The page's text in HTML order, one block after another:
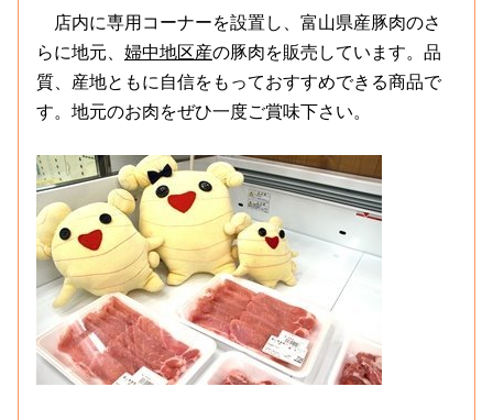
店内に専用コーナーを設置し、富山県産豚肉のさ
らに地元、 婦中地区産の豚肉を販売しています。品
質、産地ともに自信をもっておすすめできる商品で
す。地元のお肉をぜひ一度ご賞味下さい。